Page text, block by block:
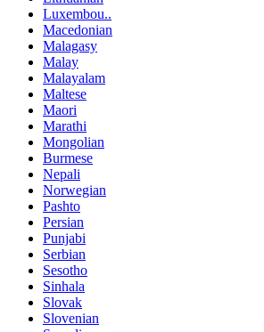
Luxembou..
Macedonian
Malagasy
Malay
Malayalam
Maltese
Maori
Marathi
Mongolian
Burmese
Nepali
Norwegian
Pashto
Persian
Punjabi
Serbian
Sesotho
Sinhala
Slovak
Slovenian